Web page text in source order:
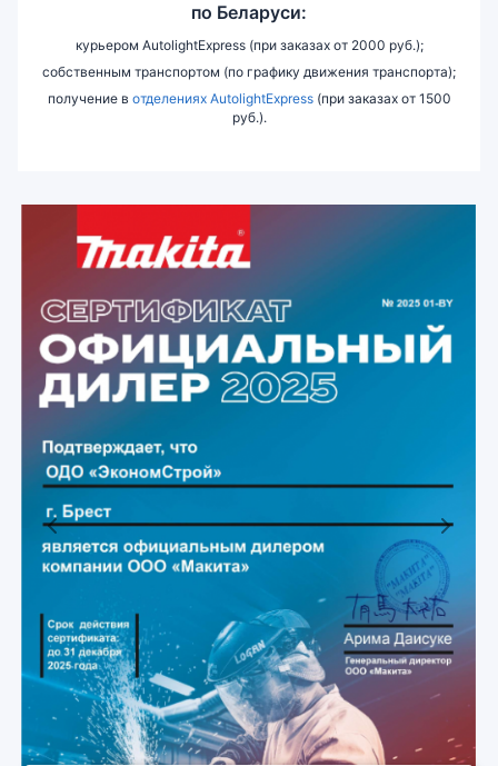
по Беларуси:
курьером AutolightExpress (при заказах от 2000 руб.);
собственным транспортом (по графику движения транспорта);
получение в отделениях AutolightExpress(при заказах от 1500
руб.).
Previous Next